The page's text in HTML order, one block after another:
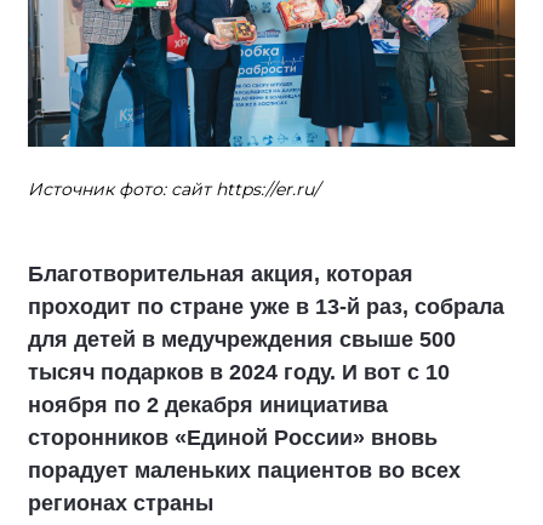
Источник фото: сайт https://er.ru/
Благотворительная акция, которая
проходит по стране уже в 13-й раз, собрала
для детей в медучреждения свыше 500
тысяч подарков в 2024 году. И вот с 10
ноября по 2 декабря инициатива
сторонников «Единой России» вновь
порадует маленьких пациентов во всех
регионах страны